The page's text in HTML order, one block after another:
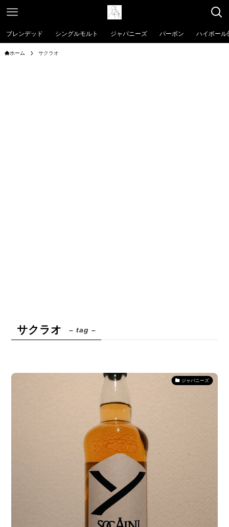
ブレンデッド シングルモルト ジャパニーズ バーボン ハイボール
ホーム サクラオ
サクラオ – tag –
ジャパニーズ